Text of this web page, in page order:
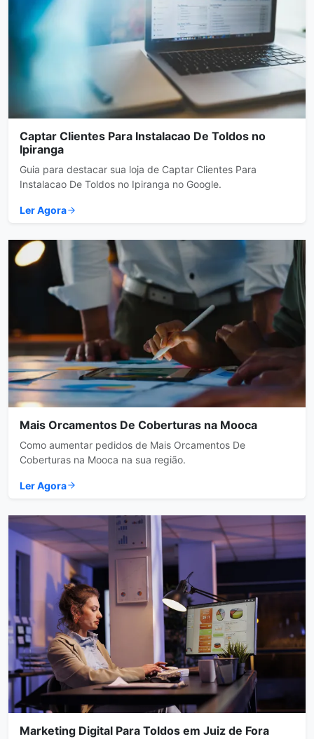
Captar Clientes Para Instalacao De Toldos no
Ipiranga
Guia para destacar sua loja de Captar Clientes Para
Instalacao De Toldos no Ipiranga no Google.
Ler Agora
Mais Orcamentos De Coberturas na Mooca
Como aumentar pedidos de Mais Orcamentos De
Coberturas na Mooca na sua região.
Ler Agora
Marketing Digital Para Toldos em Juiz de Fora